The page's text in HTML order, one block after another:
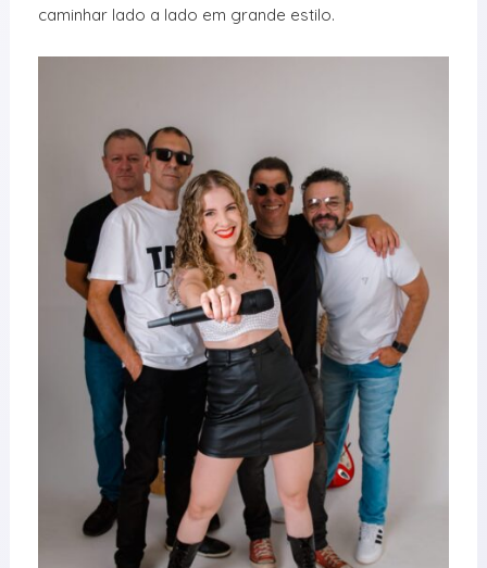
caminhar lado a lado em grande estilo.